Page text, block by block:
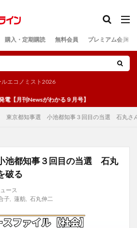
購入・定期購読 無料会員 プレミアム会員
ルエコノミスト2026
Newsがわかる９月号】
東京都知事選 小池都知事３回目の当選 石丸さ
池都知事３回目の当選 石丸
破る
ース
子, 蓮舫, 石丸伸二
検索